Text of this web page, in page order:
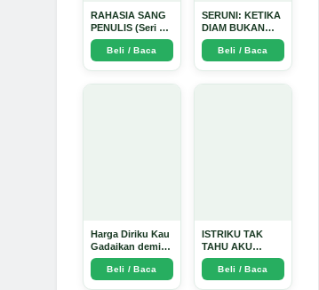
RAHASIA SANG
PENULIS (Seri 1)
- Arda Dinata
Beli / Baca
SERUNI: KETIKA
DIAM BUKAN
LAGI PILIHAN -
Arda Dinata
Beli / Baca
Harga Diriku Kau
Gadaikan demi
Perempuan Itu -
Arda Dinata
Beli / Baca
ISTRIKU TAK
TAHU AKU
PENGUSAHA
EMAS - Arda
Dinata
Beli / Baca